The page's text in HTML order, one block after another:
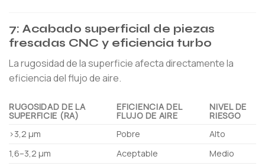
7: Acabado superficial de piezas
fresadas CNC y eficiencia turbo
La rugosidad de la superficie afecta directamente la
eficiencia del flujo de aire.
RUGOSIDAD DE LA
SUPERFICIE (RA)
EFICIENCIA DEL
FLUJO DE AIRE
NIVEL DE
RIESGO
>3,2 µm
Pobre
Alto
1,6–3,2 µm
Aceptable
Medio